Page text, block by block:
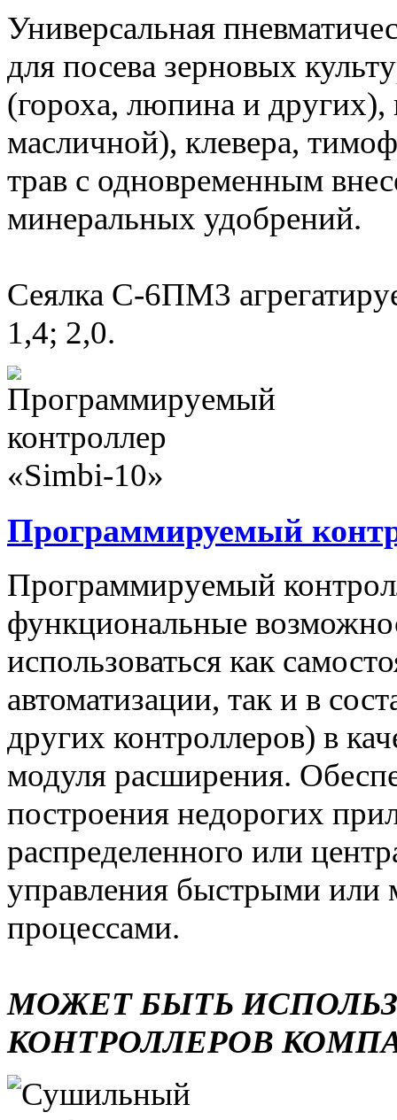
Универсальная
для посева зерновых
(гороха, люпина и других),
масличной), клевера,
трав с одновременным
минеральных удобрений.
Сеялка С-6ПМ3
1,4; 2,0.
Программируемый
Программируемый
функциональные
использоваться как
автоматизации, так и в
других контроллеров) в
модуля расширения.
построения недорогих
распределенного или
управления быстрыми или
процессами.
МОЖЕТ БЫТЬ
КОНТРОЛЛЕРОВ